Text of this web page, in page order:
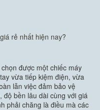
rẻ nhất hiện nay?
được một chiếc máy
vừa tiếp kiệm điện, vừa
lẫn việc đảm bảo vệ
độ bền lâu dài cùng với giá
phải chăng là điều mà các